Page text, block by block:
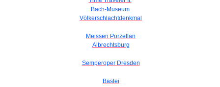
Bach-Museum
Völkerschlachtdenkmal
Meissen Porzellan
Albrechtsburg
Semperoper Dresden
Bastei